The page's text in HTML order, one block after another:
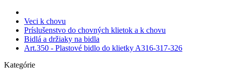
Veci k chovu
Príslušenstvo do chovných klietok a k chovu
Bidlá a držiaky na bidla
Art.350 - Plastové bidlo do klietky A316-317-326
Kategórie